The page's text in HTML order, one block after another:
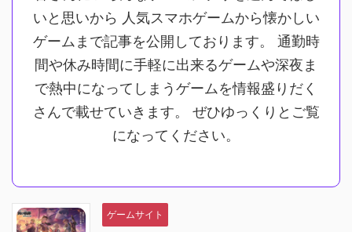
いと思いから 人気スマホゲームから懐かしい
ゲームまで記事を公開しております。 通勤時
間や休み時間に手軽に出来るゲームや深夜ま
で熱中になってしまうゲームを情報盛りだく
さんで載せていきます。 ぜひゆっくりとご覧
になってください。
ゲームサイト